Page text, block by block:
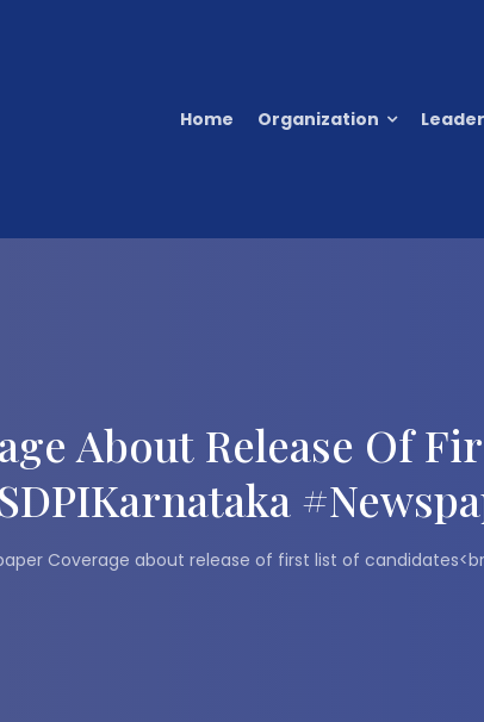
Home Organization
About Release Of
SDPIKarnataka
Coverage about release of first list of